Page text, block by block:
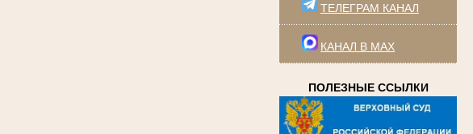
ТЕЛЕГРАМ КАНАЛ
КАНАЛ В MAX
ПОЛЕЗНЫЕ ССЫЛКИ